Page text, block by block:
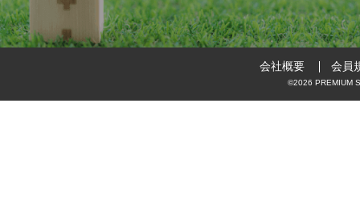
会社概要 会員
©2026 PREMIUM